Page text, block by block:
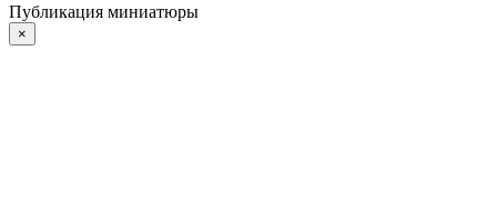
Публикация миниатюры
×